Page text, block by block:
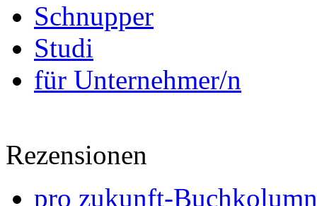
Schnupper
Studi
für Unternehmer/n
Rezensionen
pro zukunft-